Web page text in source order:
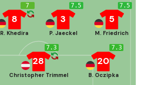
7.3
28
Christopher Trimmel
7.3
20
B. Oczipka
7
8
R. Khedira
7.5
3
P. Jaeckel
7.5
5
M. Friedrich